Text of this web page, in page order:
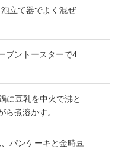
立て器でよく混ぜ
ブントースターで4
に豆乳を中火で沸と
ら煮溶かす。
パンケーキと金時豆